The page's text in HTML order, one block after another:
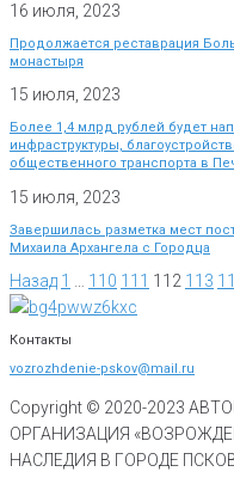
16 июля, 2023
Продолжается реставрация
монастыря
15 июля, 2023
Более 1,4 млрд рублей будет
инфраструктуры,
общественного транспорта в
15 июля, 2023
Завершилась разметка мест
Михаила Архангела с Городца
Назад 1 110 111 112 113
Контакты
vozrozhdenie-pskov@mail.ru
Copyright © 2020-2023
ОРГАНИЗАЦИЯ
НАСЛЕДИЯ В ГОРОДЕ